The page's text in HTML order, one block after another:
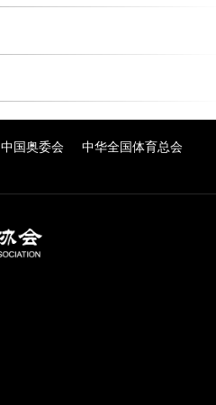
中国奥委会
中华全国体育总会